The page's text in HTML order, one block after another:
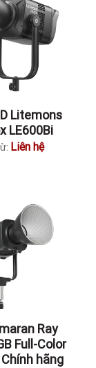
Litemons
LE600Bi
Liên hệ
Ray
Full-Color
hãng